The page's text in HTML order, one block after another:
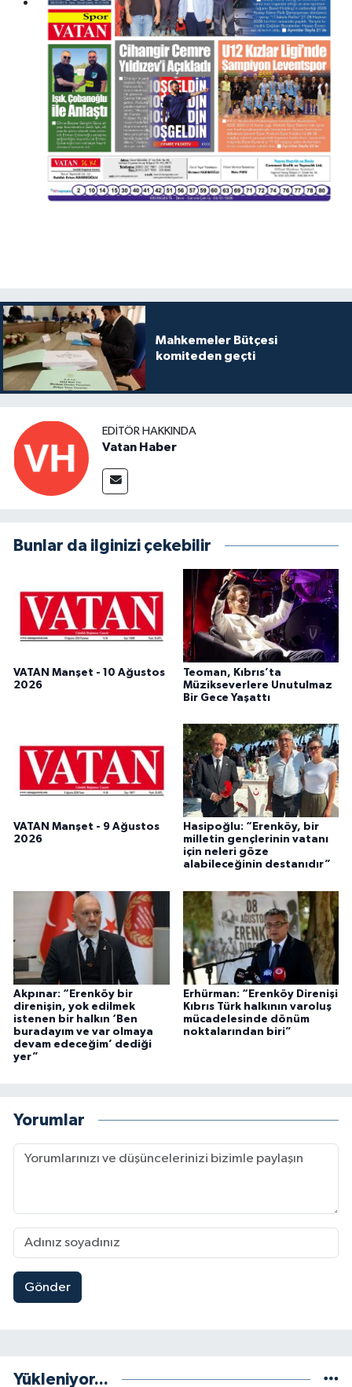
Mahkemeler Bütçesi
komiteden geçti
EDITÖR HAKKINDA
Vatan Haber
Bunlar da ilginizi çekebilir
VATAN Manşet - 10 Ağustos
2026
Teoman, Kıbrıs’ta
Müzikseverlere Unutulmaz
Bir Gece Yaşattı
VATAN Manşet - 9 Ağustos
2026
Hasipoğlu: “Erenköy, bir
milletin gençlerinin vatanı
için neleri göze
alabileceğinin destanıdır”
Akpınar: “Erenköy bir
direnişin, yok edilmek
istenen bir halkın ‘Ben
buradayım ve var olmaya
devam edeceğim’ dediği
yer”
Erhürman: “Erenköy Direnişi
Kıbrıs Türk halkının varoluş
mücadelesinde dönüm
noktalarından biri”
Yorumlar
Gönder
Yükleniyor...